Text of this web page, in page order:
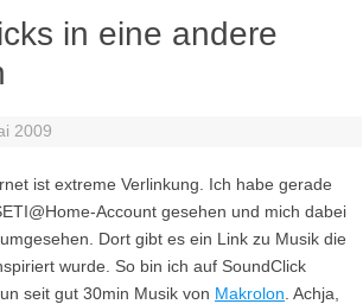
in eine andere
2009
ist extreme Verlinkung. Ich habe gerade
Account gesehen und mich dabei
Dort gibt es ein Link zu Musik die
wurde. So bin ich auf SoundClick
seit gut 30min Musik von Makrolon . Achja,